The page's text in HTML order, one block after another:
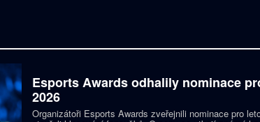
Esports Awards odhalily nominace
2026
Organizátoři Esports Awards zveřejnili nominace pro